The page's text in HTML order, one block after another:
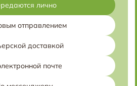
лично
отправлением
доставкой
почте